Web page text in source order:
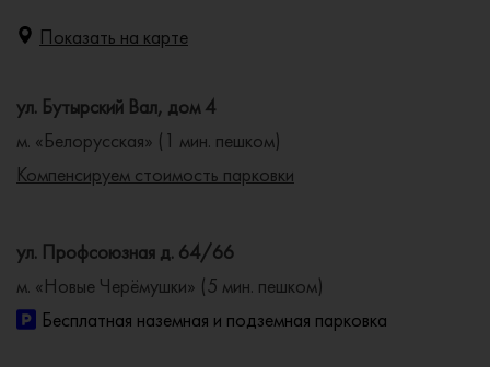
Показать на карте
ул. Бутырский Вал, дом 4
м. «Белорусская» (1 мин. пешком)
Компенсируем стоимость парковки
ул. Профсоюзная д. 64/66
м. «Новые Черёмушки» (5 мин. пешком)
Бесплатная наземная и подземная парковка